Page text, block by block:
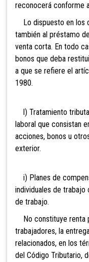
reconocerá conforme
Lo dispuesto en los
también al préstamo
venta corta. En todo
bonos que deba
a que se refiere el
1980.
l) Tratamiento
laboral que consistan
acciones, bonos u
exterior.
i) Planes de
individuales de
de trabajo.
No constituye renta
trabajadores, la
relacionados, en los
del Código Tributario,